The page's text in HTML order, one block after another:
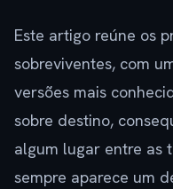
Este artigo reúne os
sobreviventes, com
versões mais
sobre destino,
algum lugar entre as
sempre aparece um